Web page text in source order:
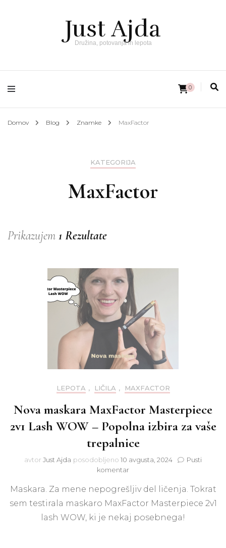
Just Ajda
Družina, potovanja in lepota
0
Domov Blog Znamke MaxFactor
KATEGORIJA
MaxFactor
Prikazujem 1 Rezultate
LEPOTA , LIČILA , MAXFACTOR
Nova maskara MaxFactor Masterpiece
2v1 Lash WOW – Popolna izbira za vaše
trepalnice
avtor Just Ajda posodobljeno 10 avgusta, 2024
Pusti
komentarna
maskara
MaxFactor
2v1
Maskara. Za mene nepogrešljiv del ličenja. Tokrat
sem testirala maskaro MaxFactor Masterpiece 2v1
lash WOW, ki je nekaj posebnega!